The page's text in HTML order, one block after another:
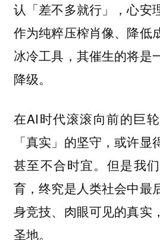
认「差不多就行」，心安
作为纯粹压榨肖像、降低
冰冷工具，其催生的将是
降级。
在AI时代滚滚向前的巨
「真实」的坚守，或许显
甚至不合时宜。但是我
育，终究是人类社会中最
身竞技、肉眼可见的真实
圣地。